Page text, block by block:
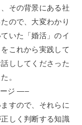
その背景にある社
ので、大変わかり
いた「婚活」のイ
これから実践して
ししてくださった
。
ージ —–
すので、それらに
しく判断する知識